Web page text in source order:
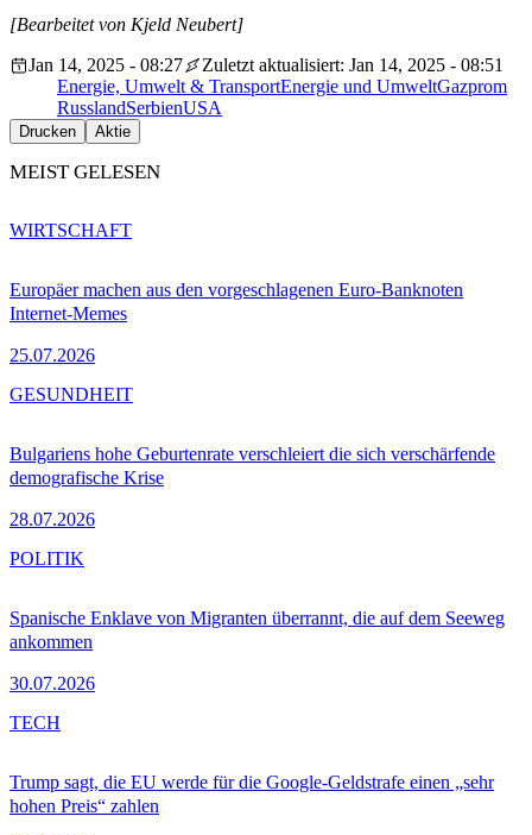
[Bearbeitet von Kjeld Neubert]
Jan 14, 2025 - 08:27
Zuletzt aktualisiert: Jan 14, 2025 - 08:51
Energie, Umwelt & TransportEnergie und UmweltGazprom
RusslandSerbienUSA
Drucken Aktie
MEIST GELESEN
Europäer machen aus den vorgeschlagenen Euro-Banknoten
Internet-Memes
25.07.2026
WIRTSCHAFT
Bulgariens hohe Geburtenrate verschleiert die sich verschärfende
demografische Krise
28.07.2026
GESUNDHEIT
Spanische Enklave von Migranten überrannt, die auf dem Seeweg
ankommen
30.07.2026
POLITIK
Trump sagt, die EU werde für die Google-Geldstrafe einen „sehr
hohen Preis“ zahlen
TECH